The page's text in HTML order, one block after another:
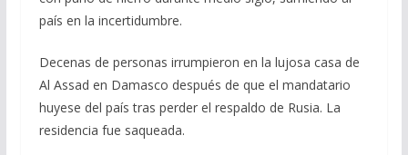
país en la incertidumbre.
Decenas de personas irrumpieron en la lujosa casa de
Al Assad en Damasco después de que el mandatario
huyese del país tras perder el respaldo de Rusia. La
residencia fue saqueada.